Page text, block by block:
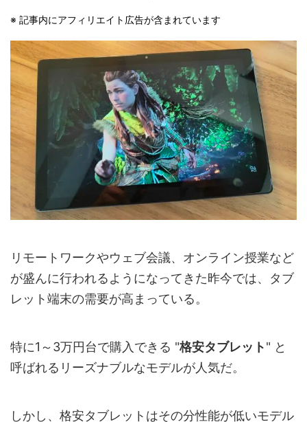
※ 記事内にアフィリエイト広告が含まれています
リモートワークやウェブ会議、オンライン授業など
が盛んに行われるようになってきた昨今では、タブ
レット端末の需要が高まっている。
特に1～3万円台で購入できる "格安タブレット" と
呼ばれるリーズナブルなモデルが人気だ。
しかし、格安タブレットはその分性能が低いモデル